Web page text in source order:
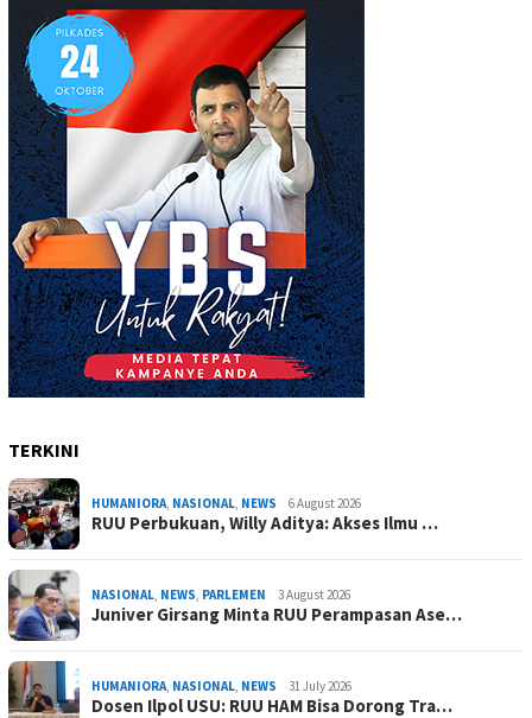
TERKINI
HUMANIORA NASIONAL NEWS 6 August 2026
RUU Perbukuan, Willy Aditya: Akses Ilmu …
NASIONAL NEWS PARLEMEN 3 August 2026
Juniver Girsang Minta RUU Perampasan Ase…
HUMANIORA NASIONAL NEWS 31 July 2026
Dosen Ilpol USU: RUU HAM Bisa Dorong Tra…